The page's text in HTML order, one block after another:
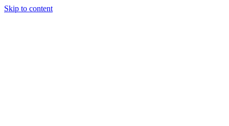
Skip to content